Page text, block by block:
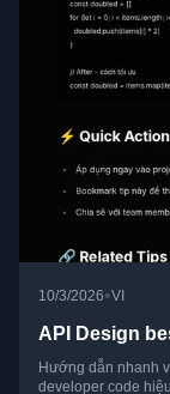
10/3/2026•VI
API Design
Hướng dẫn nhanh
developer code